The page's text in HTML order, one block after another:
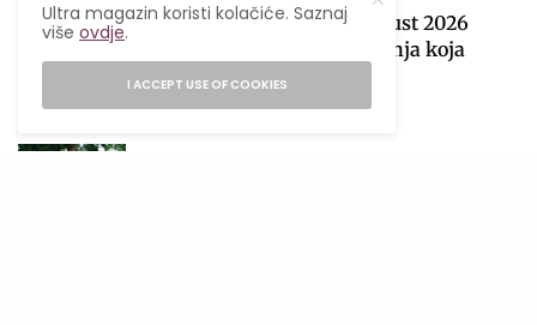
Mjesečni horoskop za avgust 2026
obilježiće sezona pomračenja koja
donosi velike preokrete
05/08/2026 28 MINS READ
Ultra magazin koristi kolačiće. Saznaj
višeovdje.
I ACCEPT USE OF COOKIES